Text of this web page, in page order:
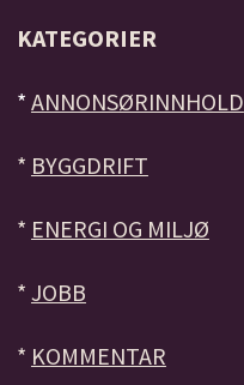
KATEGORIER
* ANNONSØRINNHOLD
* BYGGDRIFT
* ENERGI OG MILJØ
* JOBB
* KOMMENTAR